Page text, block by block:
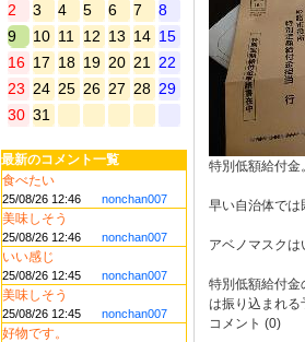
2
3 4 5 6 7
8
9
10 11 12 13 14 15
16 17 18 19 20 21
22
23 24 25 26 27 28 29
30 31
最新のコメント一覧
食べたい
25/08/26 12:46 nonchan007
美味しそう
25/08/26 12:46 nonchan007
いい感じ
25/08/26 12:45 nonchan007
美味しそう
25/08/26 12:45 nonchan007
好物です。
特別低額給付金
早い自治体では
アベノマスク
特別低額給付金
は振り込まれる
コメント (0)